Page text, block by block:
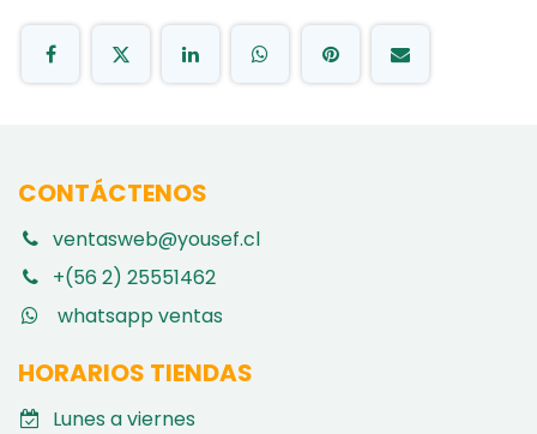
CONTÁCTENOS
ventasweb@yousef.cl
+(56 2) 25551462
whatsapp ventas
HORARIOS TIENDAS
Lunes a viernes